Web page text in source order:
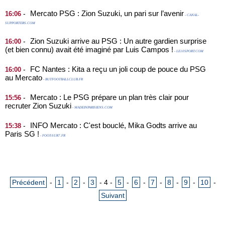
16:06 - Mercato PSG : Zion Suzuki, un pari sur l’avenir - CANAL-
SUPPORTERS.COM
16:00 -
Zion Suzuki arrive au PSG : Un autre gardien surprise
(et bien connu) avait été imaginé par Luis Campos ! - LE10SPORT.COM
16:00 -
FC Nantes : Kita a reçu un joli coup de pouce du PSG
au Mercato - BUTFOOTBALLCLUB.FR
15:56 -
Mercato : Le PSG prépare un plan très clair pour
recruter Zion Suzuki - MADEINPARISIENS.COM
15:38 -
INFO Mercato : C'est bouclé, Mika Godts arrive au
Paris SG ! - FOOT-SUR7.FR
Précédent - 1 - 2 - 3 - 4 - 5 - 6 - 7 - 8 - 9 - 10
-
Suivant